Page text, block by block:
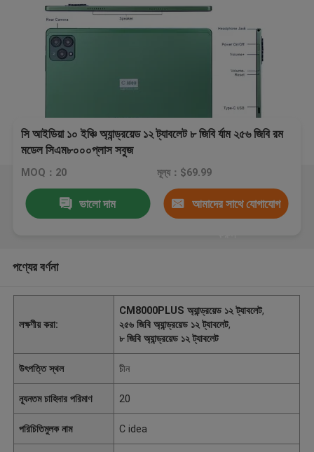
সি আইডিয়া ১০ ইঞ্চি অ্যান্ড্রয়েড ১২ ট্যাবলেট ৮ জিবি র্যাম ২৫৬ জিবি রম
মডেল সিএম৮০০০প্লাস সবুজ
MOQ：20 মূল্য：$69.99
ভালো দাম আমাদের সাথে যোগাযোগ
পণ্যের বর্ণনা
লক্ষণীয় করা:
CM8000PLUS অ্যান্ড্রয়েড ১২ ট্যাবলেট,
২৫৬ জিবি অ্যান্ড্রয়েড ১২ ট্যাবলেট,
৮ জিবি অ্যান্ড্রয়েড ১২ ট্যাবলেট
উৎপত্তি স্থল চীন
ন্যূনতম চাহিদার পরিমাণ 20
পরিচিতিমুলক নাম C idea